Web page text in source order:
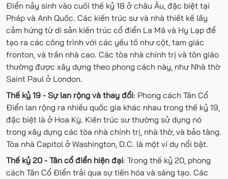
Điển nảy sinh vào cuối thế kỷ 18 ở châu Âu, đặc biệt tại
Pháp và Anh Quốc. Các kiến trúc sư và nhà thiết kế lấy
cảm hứng từ di sản kiến trúc cổ điển La Mã và Hy Lạp để
tạo ra các công trình với các yếu tố như cột, tam giác
fronton, và trần nhà cao. Các tòa nhà chính trị và tôn giáo
thường được xây dựng theo phong cách này, như Nhà thờ
Saint Paul ở London.
Thế kỷ 19 - Sự lan rộng và thay đổi: Phong cách Tân Cổ
Điển lan rộng ra nhiều quốc gia khác nhau trong thế kỷ 19,
đặc biệt là ở Hoa Kỳ. Kiến trúc sư thường sử dụng nó
trong xây dựng các tòa nhà chính trị, nhà thờ, và bảo tàng.
Tòa nhà Capitol ở Washington, D.C. là một ví dụ nổi bật.
Thế kỷ 20 - Tân cổ điển hiện đại: Trong thế kỷ 20, phong
cách Tân Cổ Điển trải qua sự tiến hóa và sáng tạo. Các